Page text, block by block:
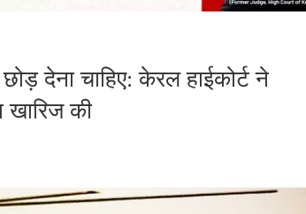
छोड़ देना चाहिए: केरल हाईकोर्ट ने
खारिज की